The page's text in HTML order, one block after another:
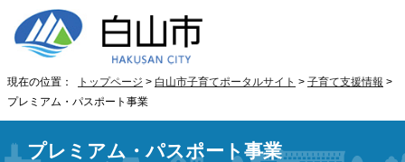
現在の位置： トップページ > 白山市子育てポータルサイト > 子育て支援情報 >
プレミアム・パスポート事業
プレミアム・パスポート事業